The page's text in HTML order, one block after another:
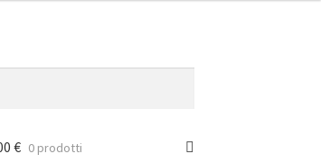
€ 0 prodotti